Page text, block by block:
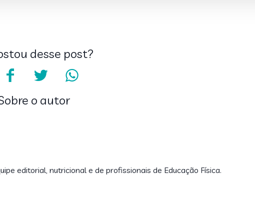
desse post?
o autor
editorial, nutricional e de profissionais de Educação Física.